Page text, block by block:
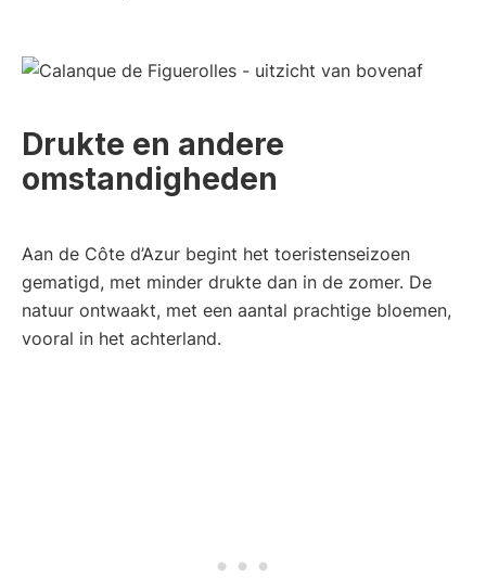
Drukte en andere
omstandigheden
Aan de Côte d’Azur begint het toeristenseizoen
gematigd, met minder drukte dan in de zomer. De
natuur ontwaakt, met een aantal prachtige bloemen,
vooral in het achterland.